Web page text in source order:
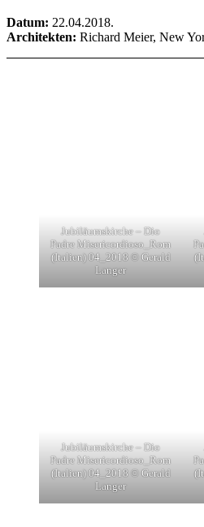
Datum: 22.04.2018.
Architekten: Richard Meier, New
Jubiläumskirche – Dio
Padre Misericordioso_Rom
(Italien) 04_2018 © Gerald
Langer
Jubiläumskirche – Dio
Padre Misericordioso_Rom
(Italien) 04_2018 © Gerald
Langer